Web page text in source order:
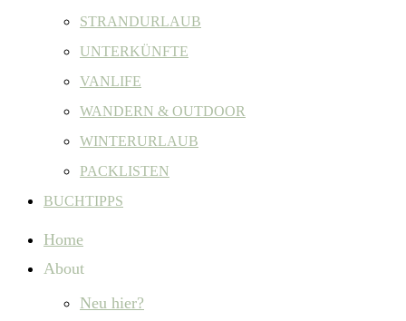
STRANDURLAUB
UNTERKÜNFTE
VANLIFE
WANDERN & OUTDOOR
WINTERURLAUB
PACKLISTEN
BUCHTIPPS
Home
About
Neu hier?